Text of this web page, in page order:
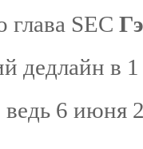
глава SEC
дедлайн в
6 июня